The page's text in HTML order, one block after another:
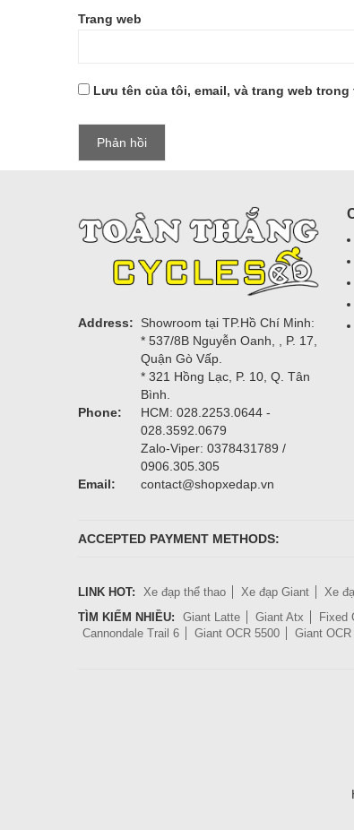
NHU-
MUON
Trang web
Lưu tên của tôi, email, và trang web
Address:
Showroom tại TP.Hồ Chí Minh:
* 537/8B Nguyễn Oanh, , P. 17,
Quận Gò Vấp.
* 321 Hồng Lạc, P. 10, Q. Tân
Bình.
Phone:
HCM: 028.2253.0644 -
028.3592.0679
Zalo-Viper: 0378431789 /
0906.305.305
Email:
contact@shopxedap.vn
ACCEPTED PAYMENT METHODS:
LINK HOT: Xe đạp thể thao Xe đạp Giant Xe
TÌM KIẾM NHIỀU:
Giant Latte Giant Atx Fixed
Cannondale Trail 6
Giant OCR 5500 Giant OCR